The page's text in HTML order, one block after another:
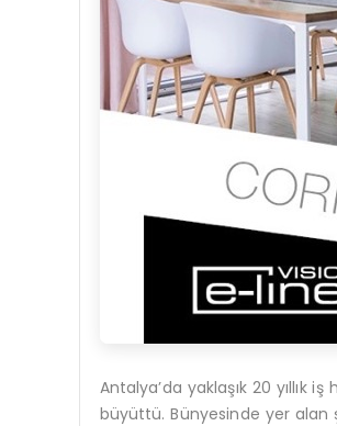
Antalya’da yaklaşık 20 yıllık
büyüttü. Bünyesinde yer alan